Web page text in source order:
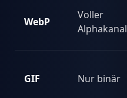
WebP
Voller
Alphakanal
GIF Nur binär